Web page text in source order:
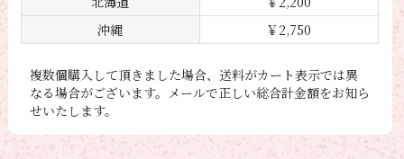
沖縄
￥2,750
複数個購入して頂きました場合、送料がカート表示では異
なる場合がございます。メールで正しい総合計金額をお知ら
せいたします。